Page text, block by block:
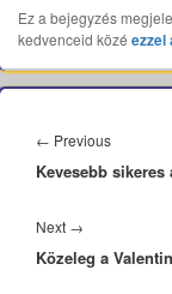
Ez a bejegyzés
kedvenceid közé ezzel
navigáció
← PreviousPrevious
post:
Kevesebb
Next →
post:
Közeleg a